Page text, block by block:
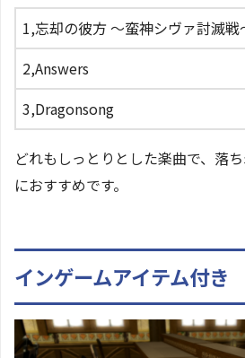
1,忘却の彼方 ～蛮神シヴァ討滅戦
2,Answers
3,Dragonsong
どれもしっとりとした楽曲で、落
におすすめです。
インゲームアイテム付き